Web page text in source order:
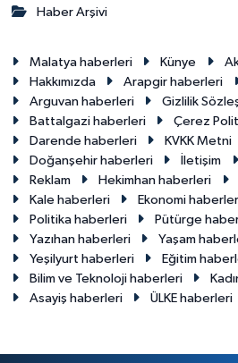
Haber Arşivi
Malatya haberleri Künye
Hakkımızda
Arapgir haberleri
Arguvan haberleri
Gizlilik
Battalgazi haberleri
Çerez
Darende haberleri
KVKK Metni
Doğanşehir haberleri
İletişim
Reklam
Hekimhan haberleri
Kale haberleri
Ekonomi
Politika haberleri
Pütürge
Yazıhan haberleri
Yaşam
Yeşilyurt haberleri
Eğitim
Bilim ve Teknoloji haberleri
Asayiş haberleri
ÜLKE haberleri